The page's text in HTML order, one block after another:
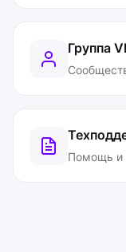
Группа
Помощь и